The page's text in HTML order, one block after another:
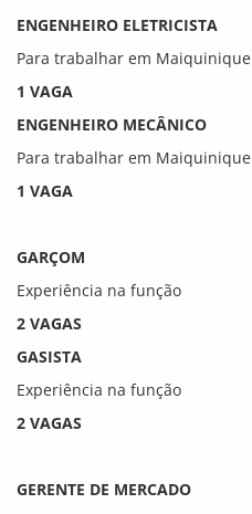
ENGENHEIRO ELETRICISTA
Para trabalhar em Maiquinique
1 VAGA
ENGENHEIRO MECÂNICO
Para trabalhar em Maiquinique
1 VAGA
GARÇOM
Experiência na função
2 VAGAS
GASISTA
Experiência na função
2 VAGAS
GERENTE DE MERCADO